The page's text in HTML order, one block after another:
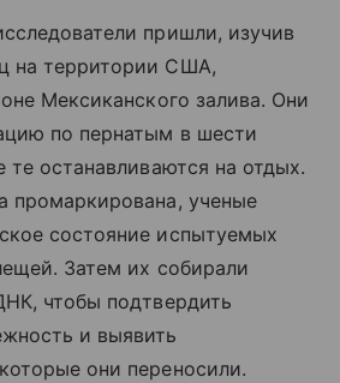
пришли, изучив
на территории США,
Мексиканского залива. Они
по пернатым в шести
те останавливаются на отдых.
промаркирована, ученые
состояние испытуемых
Затем их собирали
чтобы подтвердить
и выявить
они переносили.